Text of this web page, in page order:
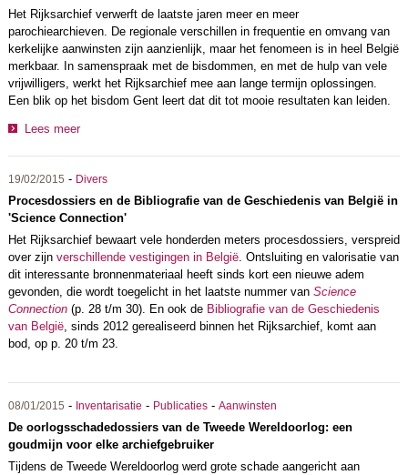
Het Rijksarchief verwerft de laatste jaren meer en meer
parochiearchieven. De regionale verschillen in frequentie en omvang van
kerkelijke aanwinsten zijn aanzienlijk, maar het fenomeen is in heel België
merkbaar. In samenspraak met de bisdommen, en met de hulp van vele
vrijwilligers, werkt het Rijksarchief mee aan lange termijn oplossingen.
Een blik op het bisdom Gent leert dat dit tot mooie resultaten kan leiden.
Lees meer
19/02/2015 - Divers
Procesdossiers en de Bibliografie van de Geschiedenis van België in
'Science Connection'
Het Rijksarchief bewaart vele honderden meters procesdossiers, verspreid
over zijn verschillende vestigingen in België. Ontsluiting en valorisatie van
dit interessante bronnenmateriaal heeft sinds kort een nieuwe adem
gevonden, die wordt toegelicht in het laatste nummer van Science
Connection (p. 28 t/m 30). En ook de Bibliografie van de Geschiedenis
van België, sinds 2012 gerealiseerd binnen het Rijksarchief, komt aan
bod, op p. 20 t/m 23.
08/01/2015 - Inventarisatie - Publicaties- Aanwinsten
De oorlogsschadedossiers van de Tweede Wereldoorlog: een
goudmijn voor elke archiefgebruiker
Tijdens de Tweede Wereldoorlog werd grote schade aangericht aan